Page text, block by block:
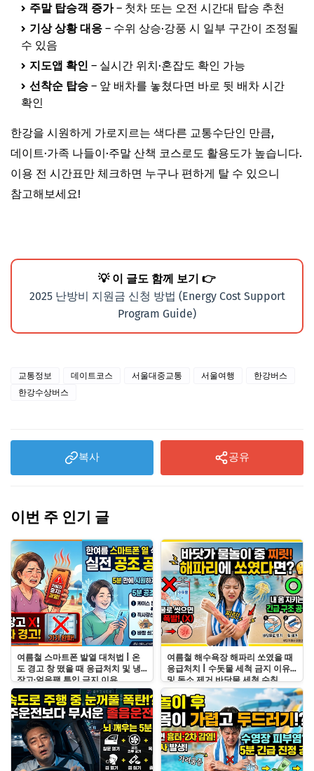
주말 탑승객 증가– 첫차 또는 오전 시간대 탑승 추천
기상 상황 대응 – 수위 상승·강풍 시 일부 구간이 조정될
수 있음
지도앱 확인 – 실시간 위치·혼잡도 확인 가능
선착순 탑승 – 앞 배차를 놓쳤다면 바로 뒷 배차 시간
확인
한강을 시원하게 가로지르는 색다른 교통수단인 만큼,
데이트·가족 나들이·주말 산책 코스로도 활용도가 높습니다.
이용 전 시간표만 체크하면 누구나 편하게 탈 수 있으니
참고해보세요!
💡 이 글도 함께 보기 👉
2025 난방비 지원금 신청 방법 (Energy Cost Support
Program Guide)
교통정보 데이트코스 서울대중교통 서울여행
한강버스
한강수상버스
복사 공유
이번 주 인기 글
여름철 스마트폰 발열 대처법 | 온
도 경고 창 떴을 때 응급처치 및 냉
장고·얼음팩 투입 금지 이유
여름철 해수욕장 해파리 쏘였을 때
응급처치 | 수돗물 세척 금지 이유
및 독소 제거 바닷물 세척 수칙